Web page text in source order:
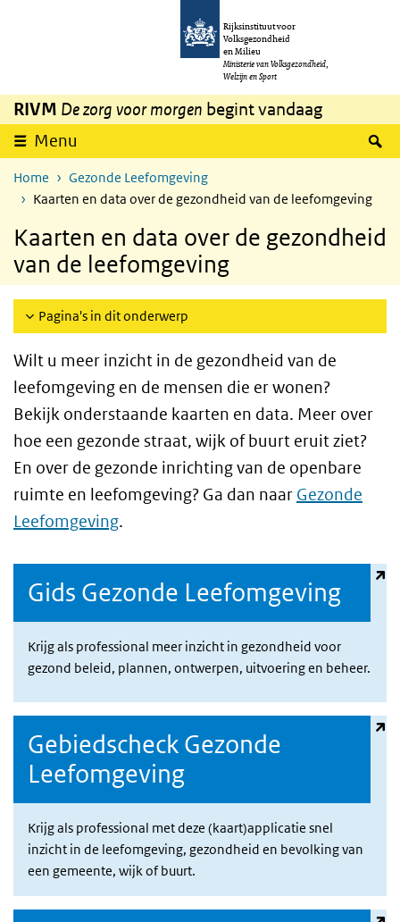
Overslaan en naar de inhoud gaan
Rijksinstituut voor
Volksgezondheid
en Milieu
Ministerie van Volksgezondheid,
Welzijn en Sport
RIVM De zorg voor morgen begint vandaag
Menu
Home
Gezonde Leefomgeving
Kaarten en data over de gezondheid van de leefomgeving
Kaarten en data over de gezondheid
van de leefomgeving
Pagina's in dit onderwerp
Wilt u meer inzicht in de gezondheid van de
leefomgeving en de mensen die er wonen?
Bekijk onderstaande kaarten en data. Meer over
hoe een gezonde straat, wijk of buurt eruit ziet?
En over de gezonde inrichting van de openbare
ruimte en leefomgeving? Ga dan naar Gezonde
Leefomgeving.
Gids Gezonde Leefomgeving
Krijg als professional meer inzicht in gezondheid voor
gezond beleid, plannen, ontwerpen, uitvoering en beheer.
Gebiedscheck Gezonde
Leefomgeving
Krijg als professional met deze (kaart)applicatie snel
inzicht in de leefomgeving, gezondheid en bevolking van
een gemeente, wijk of buurt.